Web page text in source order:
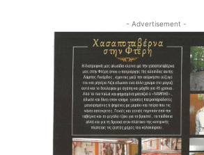
- Advertisement -